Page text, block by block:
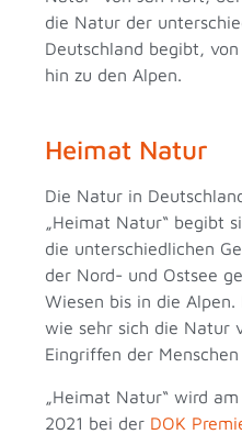
die Natur der
Deutschland begibt,
hin zu den Alpen.
Heimat Natur
Die Natur in
„Heimat Natur“ begibt
die unterschiedlichen
der Nord- und Ostsee
Wiesen bis in die
wie sehr sich die Natur
Eingriffen der
„Heimat Natur“ wird
2021 bei der DOK